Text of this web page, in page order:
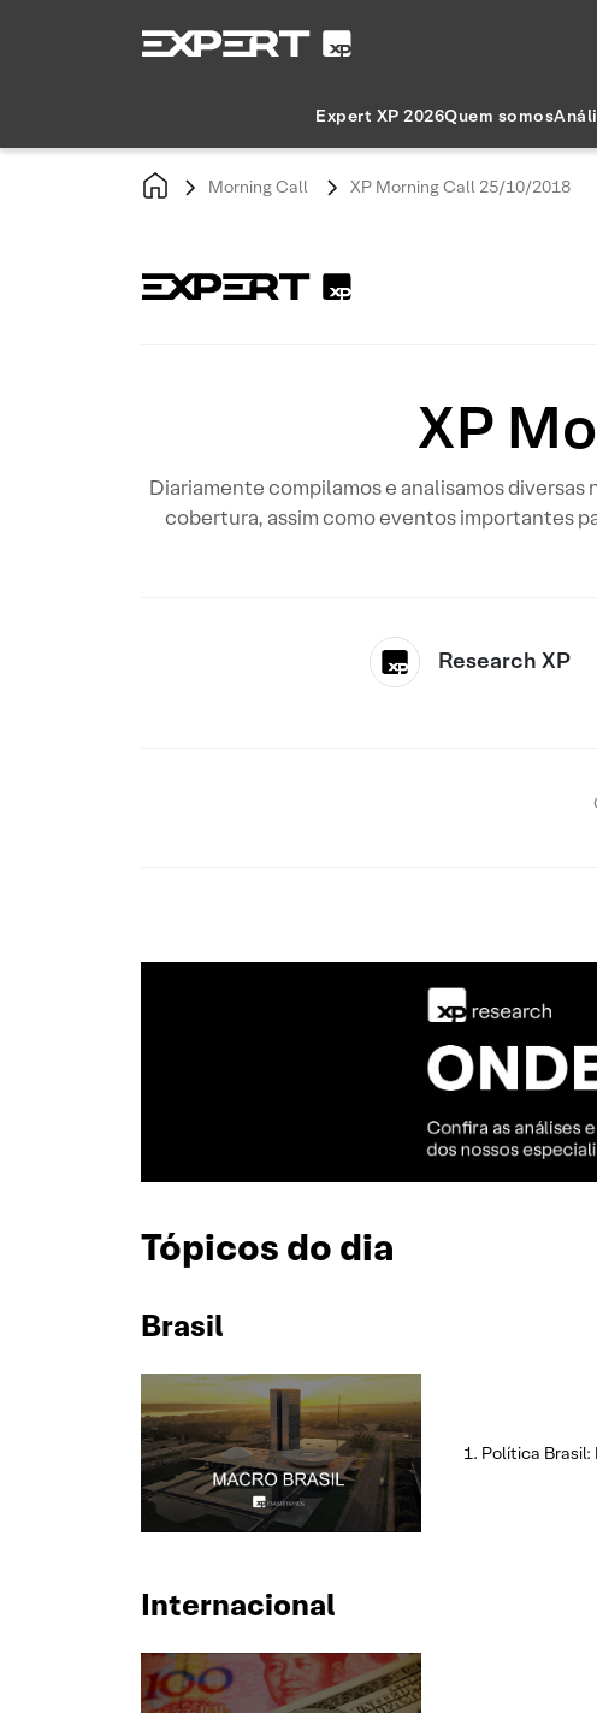
Expert XP 2026Quem somos
Morning Call XP Morning Call 25/10/2018
XP
Diariamente compilamos e analisamos
cobertura, assim como eventos importantes
Research XP
Tópicos do dia
Brasil
Política Brasil:
Internacional